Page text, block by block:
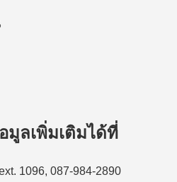
ลเพิ่มเติมได้ที่
1096, 087-984-2890